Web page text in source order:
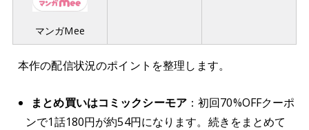
マンガMee
本作の配信状況のポイントを整理します。
まとめ買いはコミックシーモア：初回70%OFFクーポ
ンで1話180円が約54円になります。続きをまとめて